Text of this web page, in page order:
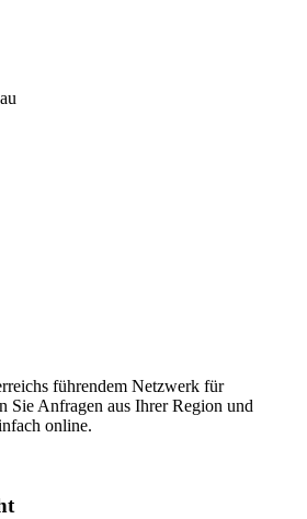
führendem Netzwerk für
Sie Anfragen aus Ihrer Region und
online.